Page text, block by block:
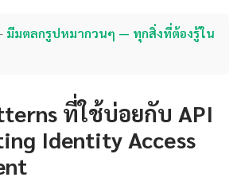
มีมตลกรูปหมากวนๆ — ทุกสิ่งที่ต้องรู้ใน
ที่ใช้บ่อยกับ API
Identity Access